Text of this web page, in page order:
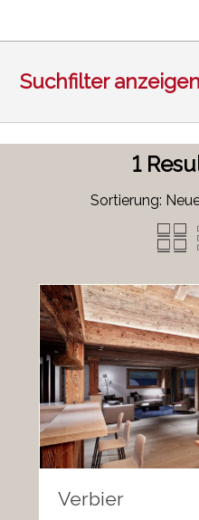
Suchfilter anzeigen
1
Sortierung:
Verbier